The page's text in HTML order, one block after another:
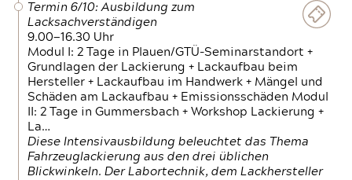
Termin 6/10: Ausbildung zum
Lacksachverständigen
9.00—16.30 Uhr
Modul I: 2 Tage in Plauen/GTÜ-Seminarstandort +
Grundlagen der Lackierung + Lackaufbau beim
Hersteller + Lackaufbau im Handwerk + Mängel und
Schäden am Lackaufbau + Emissionsschäden Modul
II: 2 Tage in Gummersbach + Workshop Lackierung +
La…
Diese Intensivausbildung beleuchtet das Thema
Fahrzeuglackierung aus den drei üblichen
Blickwinkeln. Der Labortechnik, dem Lackhersteller